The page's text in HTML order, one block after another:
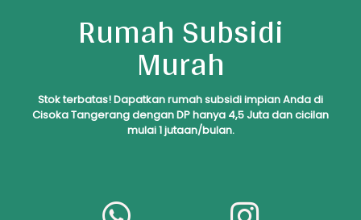
Rumah Subsidi
Murah
Stokterbatas! Dapatkan rumah subsidi impian Anda di
Cisoka Tangerang dengan DP hanya 4,5 Juta dan cicilan
mulai 1 jutaan/bulan.